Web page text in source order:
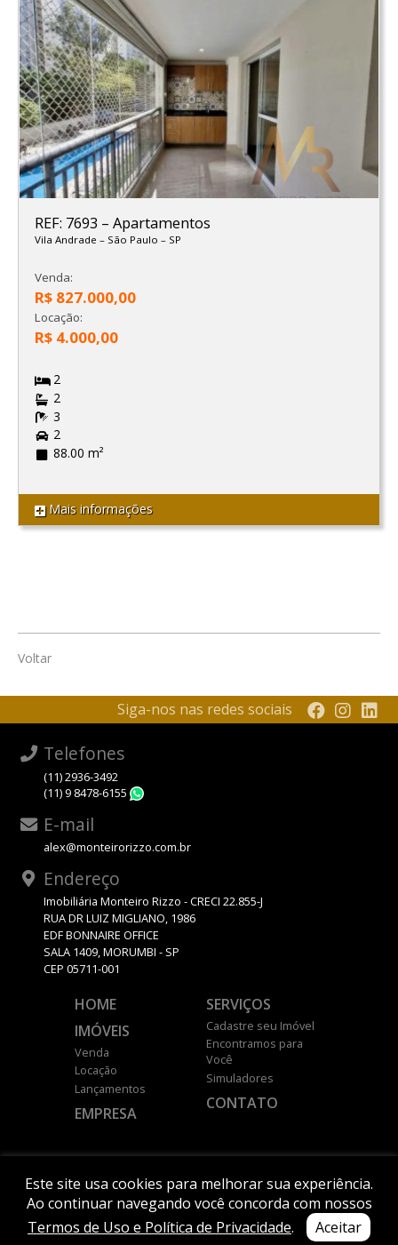
REF: 7693 – Apartamentos
Vila Andrade – São Paulo – SP
Venda:
R$ 827.000,00
Locação:
R$ 4.000,00
2
2
3
2
88.00 m²
Mais informações
Voltar
Este site usa cookies para melhorar sua experiência.
Ao continuar navegando você concorda com nossos
Termos de Uso e Política de Privacidade. Aceitar
Siga-nos nas redes sociais
Telefones
(11) 2936-3492
(11) 9 8478-6155
E-mail
alex@monteirorizzo.com.br
Endereço
Imobiliária Monteiro Rizzo - CRECI 22.855-J
RUA DR LUIZ MIGLIANO, 1986
EDF BONNAIRE OFFICE
SALA 1409, MORUMBI - SP
CEP 05711-001
HOME
IMÓVEIS
Venda
Locação
Lançamentos
EMPRESA
SERVIÇOS
Cadastre seu Imóvel
Encontramos para
Você
Simuladores
CONTATO
© 2026 MONTEIRO RIZZO.